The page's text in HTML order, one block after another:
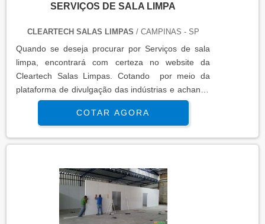
SERVIÇOS DE SALA LIMPA
CLEARTECH SALAS LIMPAS / CAMPINAS - SP
Quando se deseja procurar por Serviços de sala
limpa, encontrará com certeza no website da
Cleartech Salas Limpas. Cotando por meio da
plataforma de divulgação das indústrias e achando
a líder do segmento.MAIS INFORMAÇÕES
INTERESSANTES SOBRE SERVIÇOS DE SALA
LIMPASe alguém pesquisar Serviços de sala limpa
segura , chega até a Cleartech Salas Limpas. Com
escadas pré moldadas de concreto pre...
COTAR AGORA